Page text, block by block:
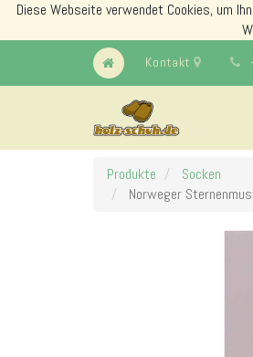
Diese Webseite verwendet Cookies, um
Kontakt
Produkte
Socken
Norweger